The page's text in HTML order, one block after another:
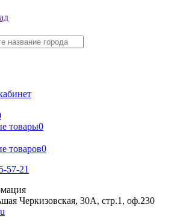
товары0
товаров0
57-21
Черкизовская, 30А, стр.1, оф.230